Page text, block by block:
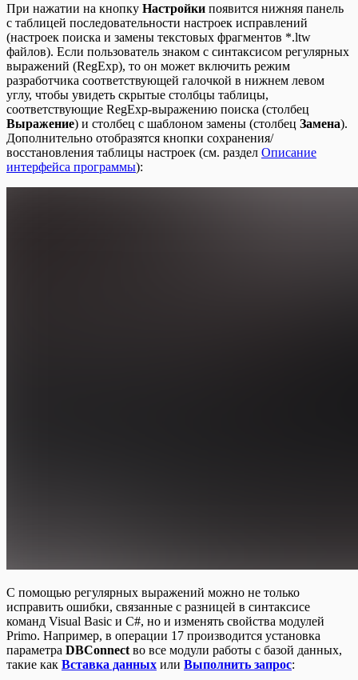
При нажатии на кнопку Настройки появится нижняя панель
с таблицей последовательности настроек исправлений
(настроек поиска и замены текстовых фрагментов *.ltw
файлов). Если пользователь знаком с синтаксисом регулярных
выражений (RegExp), то он может включить режим
разработчика соответствующей галочкой в нижнем левом
углу, чтобы увидеть скрытые столбцы таблицы,
соответствующие RegExp-выражению поиска (столбец
Выражение) и столбец с шаблоном замены (столбец Замена).
Дополнительно отобразятся кнопки сохранения/
восстановления таблицы настроек (см. раздел Описание
интерфейса программы):
С помощью регулярных выражений можно не только
исправить ошибки, связанные с разницей в синтаксисе
команд Visual Basic и C#, но и изменять свойства модулей
Primo. Например, в операции 17 производится установка
параметра DBConnect во все модули работы с базой данных,
такие как Вставка данных или Выполнить запрос: